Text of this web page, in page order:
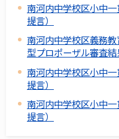
南河内中学校区小中
提言）
南河内中学校区義務
型プロポーザル審査結
南河内中学校区小中
提言）
南河内中学校区小中
提言）